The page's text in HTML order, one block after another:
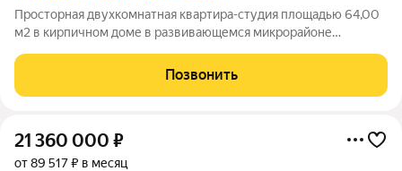
Просторная двухкомнатная квартира-студия площадью 64,00
м2 в кирпичном доме в развивающемся микрорайоне
двухкомнатная студия, гардеробная или ниша для хранения,
санузел совмещенный, балкон 4,02
Позвонить
21 360 000 ₽
от 89 517 ₽ в месяц